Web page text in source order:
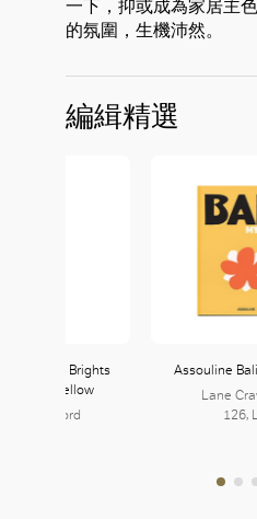
一下，抑或成為家居主
的氛圍，生機沛然。
編緝精選
Shop Brights
Plate in Yellow
Crawford
Assouline
Lane
126,